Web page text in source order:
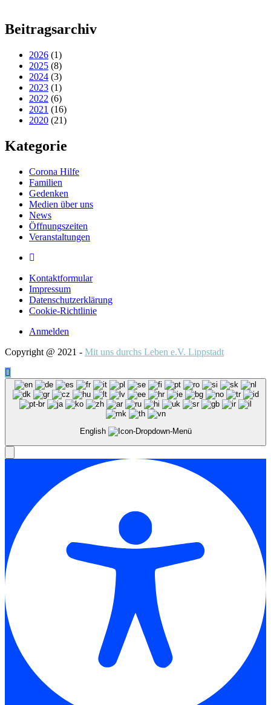
Beitragsarchiv
2026 (1)
2025 (8)
2024 (3)
2023 (1)
2022 (6)
2021 (16)
2020 (21)
Kategorie
Corona Hilfe
Familien
Gedenken
Medien über uns
News
Öffnungszeiten
Veranstaltungen
Kontaktformular
Impressum
Datenschutzerklärung
Cookie-Richtlinie
Anmelden
Copyright @ 2021 - Mit uns durchs Leben e.V. Lippstadt
English